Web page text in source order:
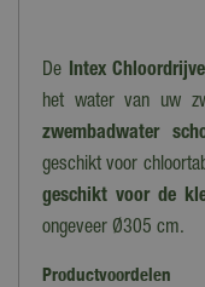
De Intex
het water van uw
zwembadwater
geschikt voor
geschikt voor de
ongeveer Ø305 cm.
Productvoordelen